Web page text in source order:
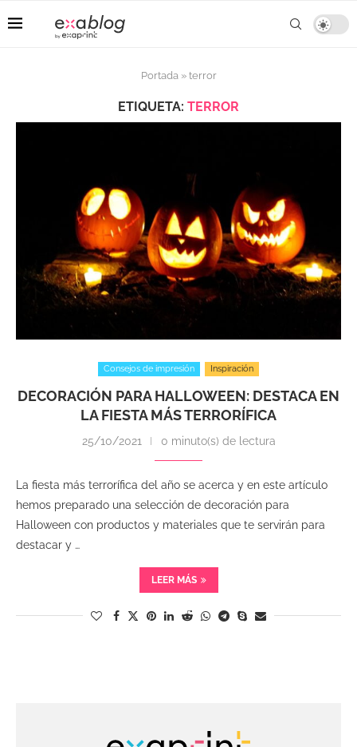
Portada» terror
ETIQUETA: TERROR
Consejos de impresión Inspiración
DECORACIÓN PARA HALLOWEEN: DESTACA EN
LA FIESTA MÁS TERRORÍFICA
25/10/2021 0 minuto(s) de lectura
La fiesta más terrorífica del año se acerca y en este artículo
hemos preparado una selección de decoración para
Halloween con productos y materiales que te servirán para
destacar y …
LEER MÁS